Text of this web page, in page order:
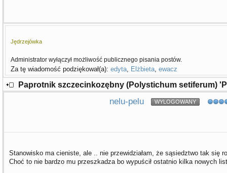
Jędrzejówka
Administrator wyłączył możliwość publicznego pisania postów.
Za tę wiadomość podziękował(a): edyta Elżbieta ewacz
Paprotnik szczecinkozębny (Polystichum setiferum)
nelu-pelu WYLOGOWANY
Stanowisko ma cieniste, ale .. nie przewidziałam, że sąsiedztwo tak się
Choć to nie bardzo mu przeszkadza bo wypuścił ostatnio kilka nowych